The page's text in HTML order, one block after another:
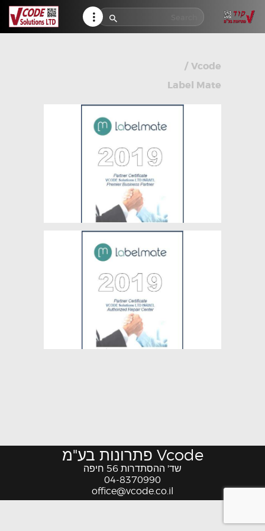
HELP CENTER
Vcode
/
Label Mate
office@vcode.co.il
04-8370990
שד' ההסתדרות 56 חיפה
Vcode פתרונות בע"מ